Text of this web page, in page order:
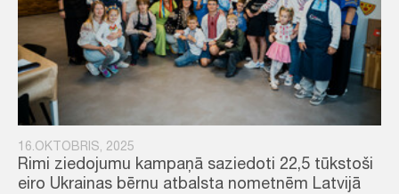
16.OKTOBRIS, 2025
Rimi ziedojumu kampaņā saziedoti 22,5 tūkstoši
eiro Ukrainas bērnu atbalsta nometnēm Latvijā